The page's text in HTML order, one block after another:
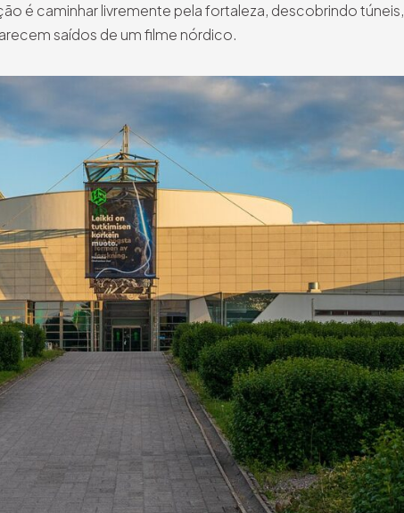
é caminhar livremente pela fortaleza, descobrindo túneis,
saídos de um filme nórdico.